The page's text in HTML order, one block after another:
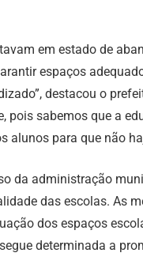
em estado de
espaços
destacou o
pois sabemos que a
alunos para que não
da administração
das escolas. As
dos espaços
determinada a